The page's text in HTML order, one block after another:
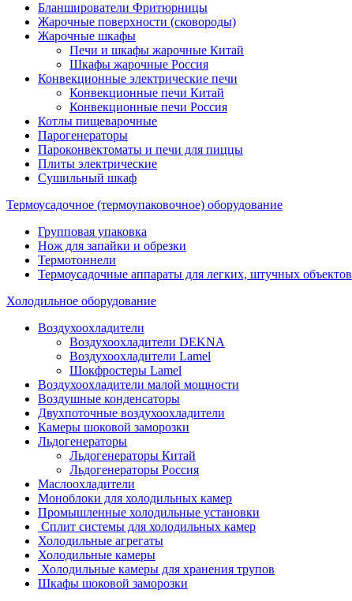
Бланширователи Фритюрницы
Жарочные поверхности (сковороды)
Жарочные шкафы
Печи и шкафы жарочные Китай
Шкафы жарочные Россия
Конвекционные электрические печи
Конвекционные печи Китай
Конвекционные печи Россия
Котлы пищеварочные
Парогенераторы
Пароконвектоматы и печи для пиццы
Плиты электрические
Сушильный шкаф
Термоусадочное (термоупаковочное) оборудование
Групповая упаковка
Нож для запайки и обрезки
Термотоннели
Термоусадочные аппараты для легких, штучных объектов
Холодильное оборудование
Воздухоохладители
Воздухоохладители DEKNA
Воздухоохладители Lamel
Шокфростеры Lamel
Воздухоохладители малой мощности
Воздушные конденсаторы
Двухпоточные воздухоохладители
Камеры шоковой заморозки
Льдогенераторы
Льдогенераторы Китай
Льдогенераторы Россия
Маслоохладители
Моноблоки для холодильных камер
Промышленные холодильные установки
Сплит системы для холодильных камер
Холодильные агрегаты
Холодильные камеры
Холодильные камеры для хранения трупов
Шкафы шоковой заморозки